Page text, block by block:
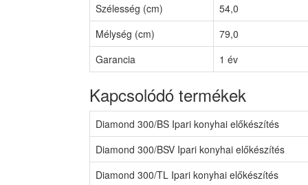
Szélesség (cm)
54,0
Mélység (cm)
79,0
Garancia
1 év
Kapcsolódó termékek
Diamond 300/BS Ipari konyhai előkészítés
Diamond 300/BSV Ipari konyhai előkészítés
Diamond 300/TL Ipari konyhai előkészítés